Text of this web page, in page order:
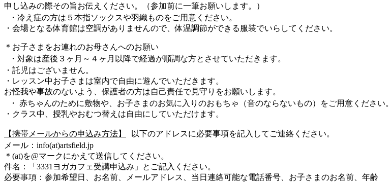
申し込みの際その旨お伝えください。（参加前に一筆お願いします。）
・冷え症の方は５本指ソックスや羽織ものをご用意ください。
・会場となる体育館は空調がありませんので、体温調節ができる服装でいらしてください。
＊お子さまをお連れのお母さんへのお願い
・対象は産後３ヶ月～４ヶ月以降で経過が順調な方とさせていただきます。
・託児はございません。
・レッスン中お子さまは室内で自由に遊んでいただきます。
お怪我や事故のないよう、保護者の方は自己責任で見守りをお願いします。
・ 赤ちゃんのために敷物や、お子さまのお気に入りのおもちゃ（音のならないもの）をご用意ください。
・クラス中、授乳やおむつ替えは自由にしていただけます。
【携帯メールからの申込み方法】
以下のアドレスに必要事項を記入してご連絡ください。
メール：info(at)artsfield.jp
＊(at)を@マークにかえて送信してください。
件名：「3331ヨガカフェ受講申込み」とご記入ください。
必要事項：参加希望日、お名前、メールアドレス、当日連絡可能な電話番号、お子さまのお名前、年齢